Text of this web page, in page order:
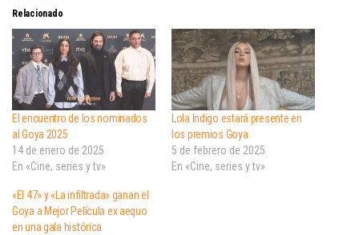
Relacionado
El encuentro de los nominados
al Goya 2025
14 de enero de 2025
En «Cine, series y tv»
Lola Indigo estará presente en
los premios Goya
5 de febrero de 2025
En «Cine, series y tv»
«El 47» y «La infiltrada» ganan el
Goya a Mejor Película ex aequo
en una gala histórica